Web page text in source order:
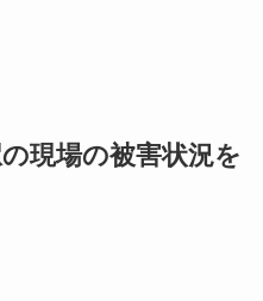
現場の被害状況を